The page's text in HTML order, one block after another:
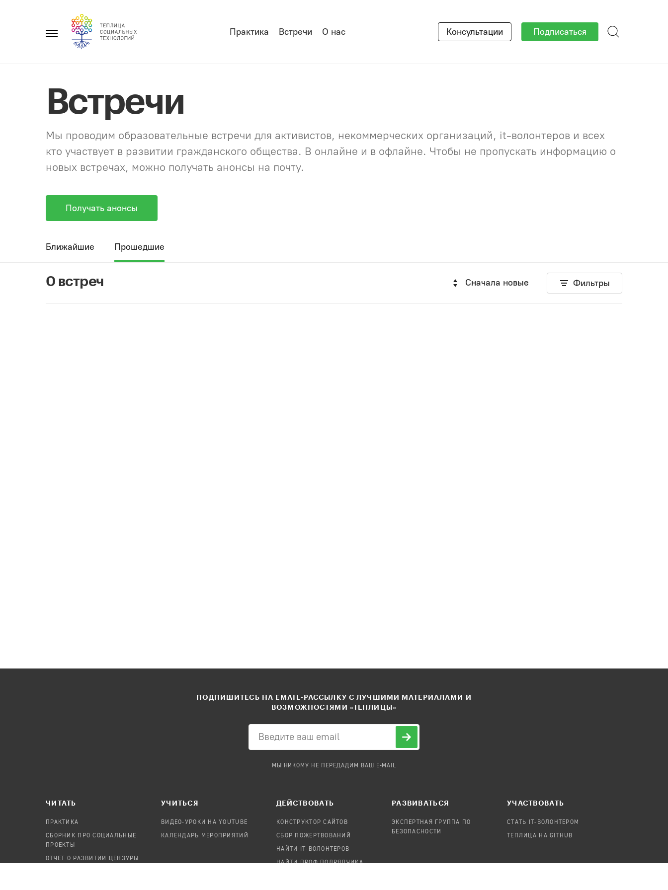
Главное
Практика Встречи О нас Консультации Подписаться
Встречи
Мы проводим образовательные встречи для активистов, некоммерческих организаций, it-волонтеров и всех
кто участвует в развитии гражданского общества. В онлайне и в офлайне. Чтобы не пропускать информацию о
новых встречах, можно получать анонсы на почту.
Получать анонсы
Ближайшие Прошедшие
0 встреч Сначала новые Фильтры
ПОДПИШИТЕСЬ НА EMAIL-РАССЫЛКУ С ЛУЧШИМИ МАТЕРИАЛАМИ И
ВОЗМОЖНОСТЯМИ «ТЕПЛИЦЫ»
МЫ НИКОМУ НЕ ПЕРЕДАДИМ ВАШ E-MAIL
ЧИТАТЬ
ПРАКТИКА
СБОРНИК ПРО СОЦИАЛЬНЫЕ
ПРОЕКТЫ
ОТЧЕТ О РАЗВИТИИ ЦЕНЗУРЫ
УЧИТЬСЯ
ВИДЕО-УРОКИ НА YOUTUBE
КАЛЕНДАРЬ МЕРОПРИЯТИЙ
ДЕЙСТВОВАТЬ
КОНСТРУКТОР САЙТОВ
СБОР ПОЖЕРТВОВАНИЙ
НАЙТИ IT-ВОЛОНТЕРОВ
НАЙТИ ПРОФ.ПОДРЯДЧИКА
РАЗВИВАТЬСЯ
ЭКСПЕРТНАЯ ГРУППА ПО
БЕЗОПАСНОСТИ
УЧАСТВОВАТЬ
СТАТЬ IT-ВОЛОНТЕРОМ
ТЕПЛИЦА НА GITHUB